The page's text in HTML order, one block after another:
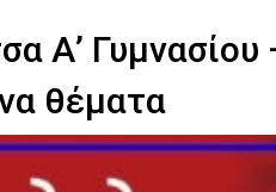
Α’ Γυμνασίου
θέματα